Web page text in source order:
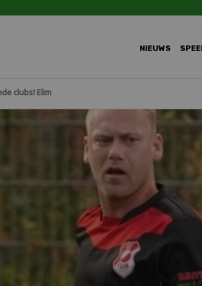
NIEUWS
clubs! Elim